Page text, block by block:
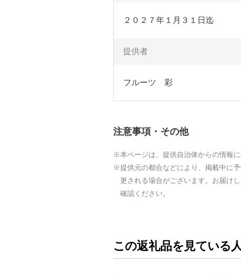
２０２７年１月３１日迄
提供者
フルーツ　彩
注意事項・その他
本ページは、提供自治体からの情報
提供元の都合などにより、掲載中に
更される場合がございます。お届け
確認ください。
この返礼品を見ている